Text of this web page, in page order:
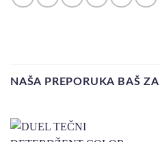
NAŠA PREPORUKA BAŠ